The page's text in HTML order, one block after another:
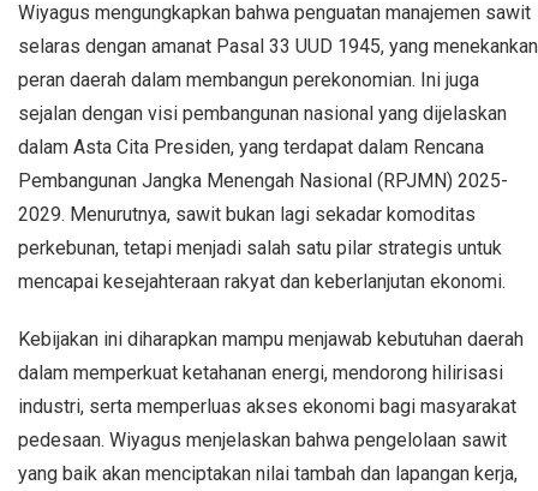
Wiyagus mengungkapkan bahwa penguatan manajemen sawit
selaras dengan amanat Pasal 33 UUD 1945, yang menekankan
peran daerah dalam membangun perekonomian. Ini juga
sejalan dengan visi pembangunan nasional yang dijelaskan
dalam Asta Cita Presiden, yang terdapat dalam Rencana
Pembangunan Jangka Menengah Nasional (RPJMN) 2025-
2029. Menurutnya, sawit bukan lagi sekadar komoditas
perkebunan, tetapi menjadi salah satu pilar strategis untuk
mencapai kesejahteraan rakyat dan keberlanjutan ekonomi.
Kebijakan ini diharapkan mampu menjawab kebutuhan daerah
dalam memperkuat ketahanan energi, mendorong hilirisasi
industri, serta memperluas akses ekonomi bagi masyarakat
pedesaan. Wiyagus menjelaskan bahwa pengelolaan sawit
yang baik akan menciptakan nilai tambah dan lapangan kerja,